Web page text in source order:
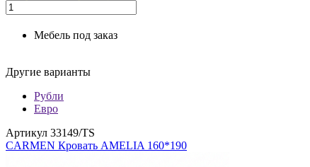
Мебель под заказ
Другие варианты
Рубли
Евро
Артикул 33149/TS
CARMEN Кровать AMELIA 160*190